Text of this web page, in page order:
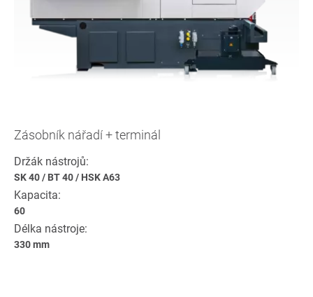
Zásobník nářadí + terminál
Držák nástrojů:
SK 40/ BT 40/ HSK A63
Kapacita:
60
Délka nástroje:
330 mm